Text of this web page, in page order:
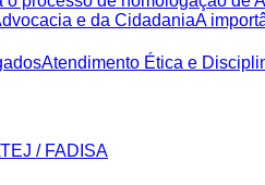
e da CidadaniaA
Atendimento Ética e
/ FADISA